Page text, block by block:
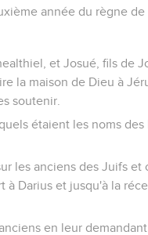
année du règne de
et Josué, fils de
la maison de Dieu à
soutenir.
étaient les noms
les anciens des Juifs et
à Darius et jusqu'à la
en leur